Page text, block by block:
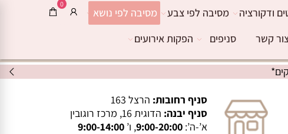
סניף רחובות: הרצל 163
סניף יבנה: הדוגית 16, מרכז רוגובין
א’-ה’: 9:00-20:00, ו’ 9:00-14:00
0
ודקורציה מסיבה לפי צבע
מסיבה לפי נושא
קשר סניפים הפקות אירועים